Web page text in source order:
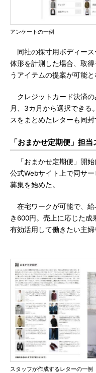
アンケートの一例
同社の採寸用ボディース
体形を計測した場合、取
うアイテムの提案が可能と
クレジットカード決済の
月、3カ月から選択できる
スをまとめたレターも同封
「おまかせ定期便」担
「おまかせ定期便」開始
公式Webサイト上で同サ
募集を始めた。
在宅ワークが可能で、給
き600円。売上に応じた成
有効活用して働きたい主婦
スタッフが作成するレターの一例